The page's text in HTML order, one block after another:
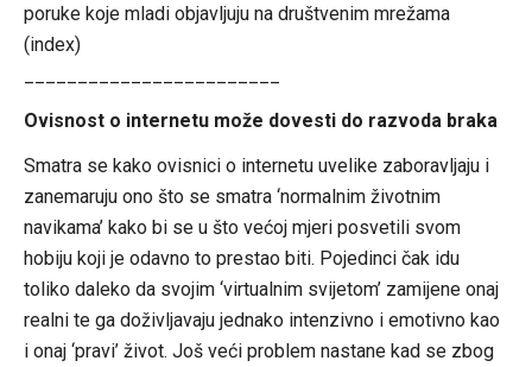
poruke koje mladi objavljuju na društvenim mrežama
(index)
Ovisnost o internetu može dovesti do razvoda braka
Smatra se kako ovisnici o internetu uvelike zaboravljaju i
zanemaruju ono što se smatra ‘normalnim životnim
navikama’ kako bi se u što većoj mjeri posvetili svom
hobiju koji je odavno to prestao biti. Pojedinci čak idu
toliko daleko da svojim ‘virtualnim svijetom’ zamijene onaj
realni te ga doživljavaju jednako intenzivno i emotivno kao
i onaj ‘pravi’ život. Još veći problem nastane kad se zbog